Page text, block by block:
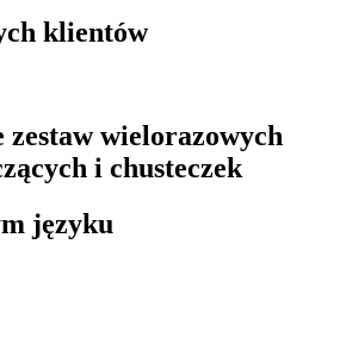
klientów
zestaw wielorazowych
i chusteczek
języku